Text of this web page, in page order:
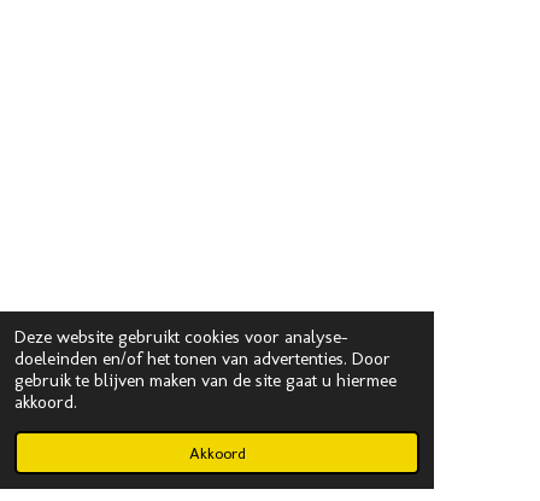
Deze website gebruikt cookies voor analyse-
doeleinden en/of het tonen van advertenties. Door
gebruik te blijven maken van de site gaat u hiermee
akkoord.
Akkoord